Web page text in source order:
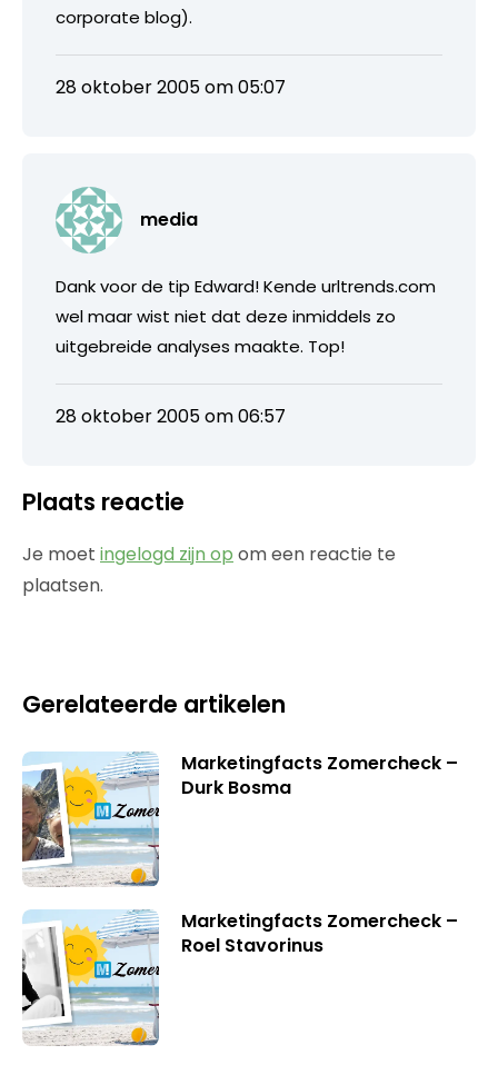
corporate blog).
28 oktober 2005 om 05:07
media
Dank voor de tip Edward! Kende urltrends.com
wel maar wist niet dat deze inmiddels zo
uitgebreide analyses maakte. Top!
28 oktober 2005 om 06:57
Plaats reactie
Je moet ingelogd zijn op om een reactie te
plaatsen.
Gerelateerde artikelen
Marketingfacts Zomercheck –
Durk Bosma
Marketingfacts Zomercheck –
Roel Stavorinus